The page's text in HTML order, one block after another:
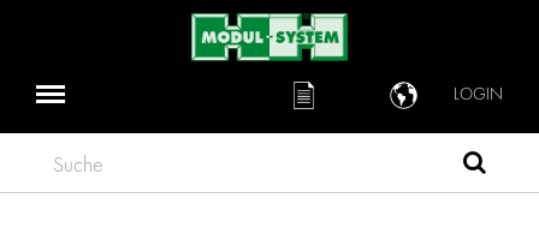
LOGIN
Suche